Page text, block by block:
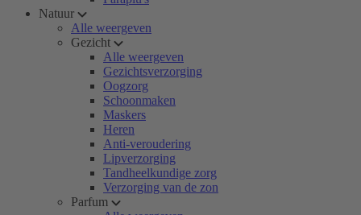
Natuur
Alle weergeven
Gezicht
Alle weergeven
Gezichtsverzorging
Oogzorg
Schoonmaken
Maskers
Heren
Anti-veroudering
Lipverzorging
Tandheelkundige zorg
Verzorging van de zon
Parfum